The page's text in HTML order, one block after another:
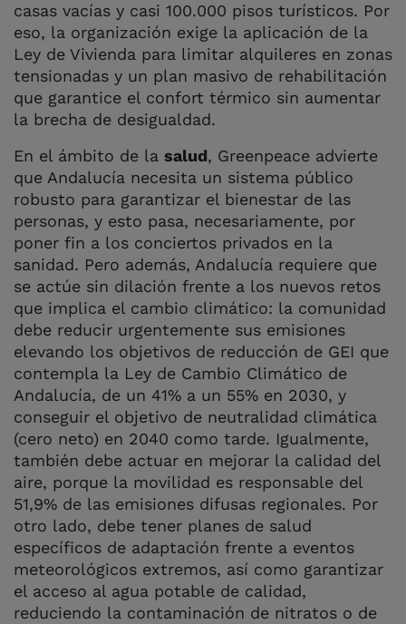
casas vacías y casi 100.000 pisos turísticos. Por
eso, la organización exige la aplicación de la
Ley de Vivienda para limitar alquileres en zonas
tensionadas y un plan masivo de rehabilitación
que garantice el confort térmico sin aumentar
la brecha de desigualdad.
En el ámbito de la salud, Greenpeace advierte
que Andalucía necesita un sistema público
robusto para garantizar el bienestar de las
personas, y esto pasa, necesariamente, por
poner fin a los conciertos privados en la
sanidad. Pero además, Andalucía requiere que
se actúe sin dilación frente a los nuevos retos
que implica el cambio climático: la comunidad
debe reducir urgentemente sus emisiones
elevando los objetivos de reducción de GEI que
contempla la Ley de Cambio Climático de
Andalucía, de un 41% a un 55% en 2030, y
conseguir el objetivo de neutralidad climática
(cero neto) en 2040 como tarde. Igualmente,
también debe actuar en mejorar la calidad del
aire, porque la movilidad es responsable del
51,9% de las emisiones difusas regionales. Por
otro lado, debe tener planes de salud
específicos de adaptación frente a eventos
meteorológicos extremos, así como garantizar
el acceso al agua potable de calidad,
reduciendo la contaminación de nitratos o de